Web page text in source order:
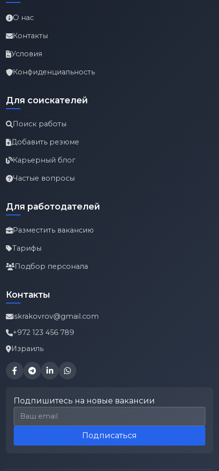
О нас
Контакты
Условия
Конфиденциальность
Для соискателей
Поиск работы
Добавить резюме
Карьерный блог
Частые вопросы
Для работодателей
Разместить вакансию
Тарифы
Подбор персонала
Контакты
iskrakovrov@gmail.com
+972 123 456 789
Израиль
Подпишитесь на новые вакансии
Email для подписки
Подписаться